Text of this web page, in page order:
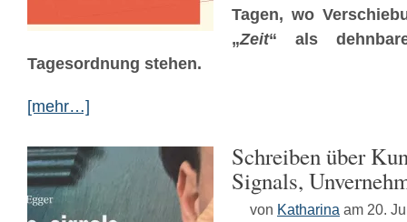
Tagen, wo
„Zeit“ als
Tagesordnung stehen.
[mehr…]
Schreiben über
Signals,
von Katharina am 20.